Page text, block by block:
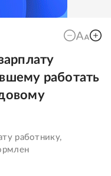
работать
работнику,